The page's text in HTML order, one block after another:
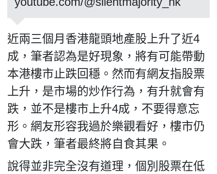
私
隱
政
策
及
免
責
聲
明
©
2018
Silent
Majority
For
近兩三個月香港龍頭地產股上升了近4
成，筆者認為是好現象，將有可能帶動
本港樓市止跌回穩。然而有網友指股票
上升，是市場的炒作行為，有升就會有
跌，並不是樓市上升4成，不要得意忘
形。網友形容我過於樂觀看好，樓市仍
會大跌，筆者最終將自食其果。
說得並非完全沒有道理，個別股票在低